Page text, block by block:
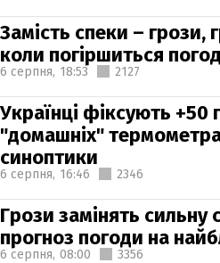
Замість спеки – грози,
коли погіршиться
6 серпня, 18:53 2127
Українці фіксують +50
"домашніх"
синоптики
6 серпня, 16:46 2346
Грози замінять сильну
прогноз погоди на
6 серпня, 08:00 3356